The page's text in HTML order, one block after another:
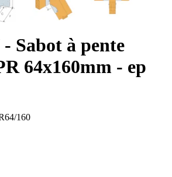
- Sabot à pente
64x160mm - ep
160